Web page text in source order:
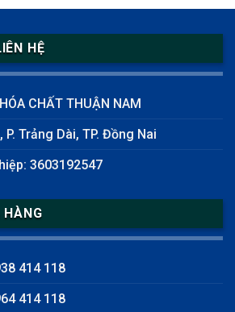
HỆ
CHẤT THUẬN NAM
P. Trảng Dài, TP. Đồng Nai
3603192547
HÀNG
414 118
414 118